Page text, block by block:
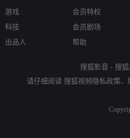
游戏
科技
出品人
会员特权
会员剧场
帮助
搜狐影音 - 搜
请仔细阅读 搜狐视频隐私政策、